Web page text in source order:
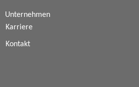
Unternehmen
Karriere
Kontakt